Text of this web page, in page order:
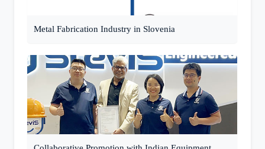
Metal Fabrication Industry in Slovenia